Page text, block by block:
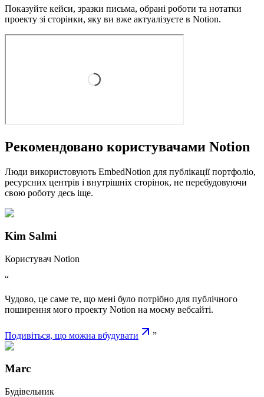
Показуйте кейси, зразки письма, обрані роботи та нотатки
проекту зі сторінки, яку ви вже актуалізуєте в Notion.
Рекомендовано користувачами Notion
Люди використовують EmbedNotion для публікації портфоліо,
ресурсних центрів і внутрішніх сторінок, не перебудовуючи
свою роботу десь іще.
Kim Salmi
Користувач Notion
“
Чудово, це саме те, що мені було потрібно для публічного
поширення мого проекту Notion на моєму вебсайті.
Подивіться, що можна вбудувати ”
Marc
Будівельник